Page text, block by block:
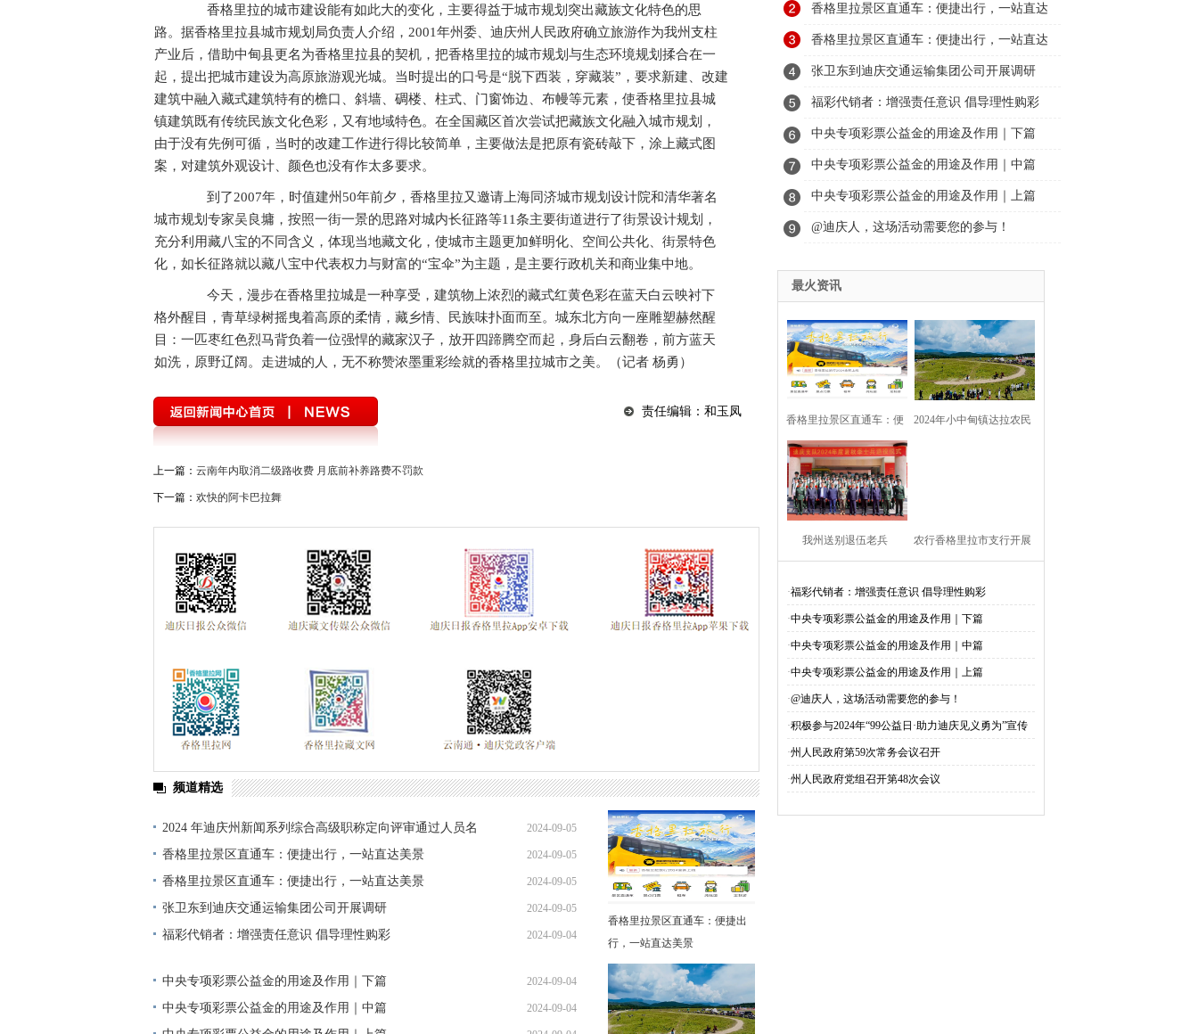
香格里拉的城市建设能有如此大的变化，主要得益于城市规划突出藏族文化特色的思
路。据香格里拉县城市规划局负责人介绍，2001年州委、迪庆州人民政府确立旅游作为我州支柱
产业后，借助中甸县更名为香格里拉县的契机，把香格里拉的城市规划与生态环境规划揉合在一
起，提出把城市建设为高原旅游观光城。当时提出的口号是“脱下西装，穿藏装”，要求新建、改建
建筑中融入藏式建筑特有的檐口、斜墙、碉楼、柱式、门窗饰边、布幔等元素，使香格里拉县城
镇建筑既有传统民族文化色彩，又有地域特色。在全国藏区首次尝试把藏族文化融入城市规划，
由于没有先例可循，当时的改建工作进行得比较简单，主要做法是把原有瓷砖敲下，涂上藏式图
案，对建筑外观设计、颜色也没有作太多要求。
到了2007年，时值建州50年前夕，香格里拉又邀请上海同济城市规划设计院和清华著名
城市规划专家吴良墉，按照一街一景的思路对城内长征路等11条主要街道进行了街景设计规划，
充分利用藏八宝的不同含义，体现当地藏文化，使城市主题更加鲜明化、空间公共化、街景特色
化，如长征路就以藏八宝中代表权力与财富的“宝伞”为主题，是主要行政机关和商业集中地。
今天，漫步在香格里拉城是一种享受，建筑物上浓烈的藏式红黄色彩在蓝天白云映衬下
格外醒目，青草绿树摇曳着高原的柔情，藏乡情、民族味扑面而至。城东北方向一座雕塑赫然醒
目：一匹枣红色烈马背负着一位强悍的藏家汉子，放开四蹄腾空而起，身后白云翻卷，前方蓝天
如洗，原野辽阔。走进城的人，无不称赞浓墨重彩绘就的香格里拉城市之美。
（记者 杨勇）
责任编辑：和玉凤
上一篇： 云南年内取消二级路收费 月底前补养路费不罚款
下一篇： 欢快的阿卡巴拉舞
频道精选
2024 年迪庆州新闻系列综合高级职称定向评审通过人员名
单公示
2024-09-05
香格里拉景区直通车：便捷出行，一站直达美景 2024-09-05
香格里拉景区直通车：便捷出行，一站直达美景 2024-09-05
张卫东到迪庆交通运输集团公司开展调研 2024-09-05
福彩代销者：增强责任意识 倡导理性购彩 2024-09-04
中央专项彩票公益金的用途及作用｜下篇 2024-09-04
中央专项彩票公益金的用途及作用｜中篇 2024-09-04
香格里拉景区直通车：便捷出
行，一站直达美景
审通过人员名单公示
香格里拉景区直通车：便捷出行，一站直达
美景
香格里拉景区直通车：便捷出行，一站直达
美景
张卫东到迪庆交通运输集团公司开展调研
福彩代销者：增强责任意识 倡导理性购彩
中央专项彩票公益金的用途及作用｜下篇
中央专项彩票公益金的用途及作用｜中篇
中央专项彩票公益金的用途及作用｜上篇
@迪庆人，这场活动需要您的参与！
最火资讯
香格里拉景区直通车：便
捷出行，一站直达美景
2024年小中甸镇达拉农民
我州送别退伍老兵​ 农行香格里拉市支行开展
·福彩代销者：增强责任意识 倡导理性购彩
·中央专项彩票公益金的用途及作用｜下篇
·中央专项彩票公益金的用途及作用｜中篇
·中央专项彩票公益金的用途及作用｜上篇
·@迪庆人，这场活动需要您的参与！
·积极参与2024年“99公益日·助力迪庆见义勇为”宣传
募捐活动倡议书
·州人民政府第59次常务会议召开
·州人民政府党组召开第48次会议